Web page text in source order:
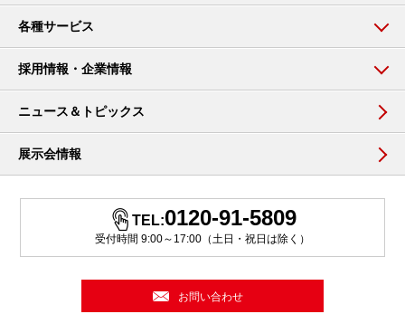
各種サービス
採用情報・企業情報
ニュース＆トピックス
展示会情報
TEL:0120-91-5809
受付時間 9:00～17:00（土日・祝日は除く）
お問い合わせ